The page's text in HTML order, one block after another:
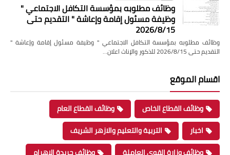
وظائف مطلوبه بمؤسسة التكافل الاجتماعي "
وظيفة مسئول إقامة وإعاشة " التقديم حتى
2026/8/15
وظائف مطلوبه بمؤسسة التكافل الاجتماعي " وظيفة مسئول إقامة وإعاشة "
التقديم حتى 2026/8/15 للذكور والإناث اعلان…
اقسام الموقع
وظائف القطاع الخاص
وظائف القطاع العام
اخبار
التربية والتعليم والازهر الشريف